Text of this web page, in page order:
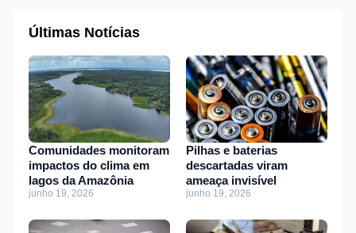
Últimas Notícias
Comunidades monitoram
impactos do clima em
lagos da Amazônia
junho 19, 2026
Pilhas e baterias
descartadas viram
ameaça invisível
junho 19, 2026